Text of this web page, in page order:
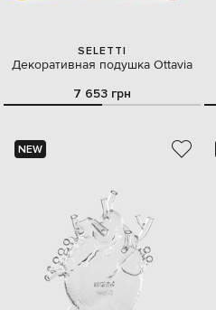
SELETTI
Декоративная подушка Ottavia
7 653 грн
NEW